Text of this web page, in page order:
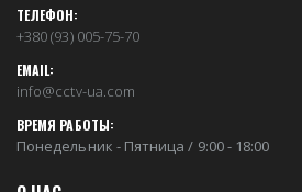
ТЕЛЕФОН:
+380 (93) 005-75-70
EMAIL:
info@cctv-ua.com
ВРЕМЯ РАБОТЫ:
Понедельник - Пятница / 9:00 - 18:00